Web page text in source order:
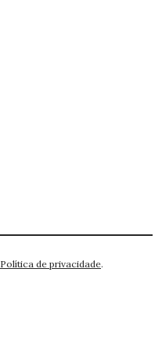
Política de privacidade.